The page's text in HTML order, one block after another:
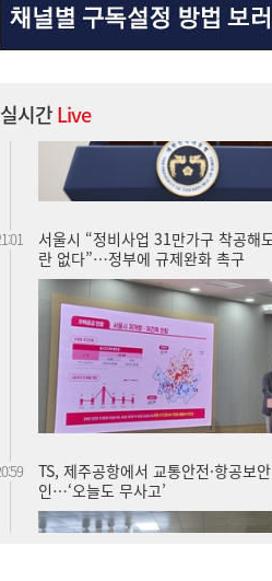
실시간Live
서울시 “정비사업 31만가구 착공해
란 없다”…정부에 규제완화 촉구
TS, 제주공항에서 교통안전·항공보안
인…‘오늘도 무사고’